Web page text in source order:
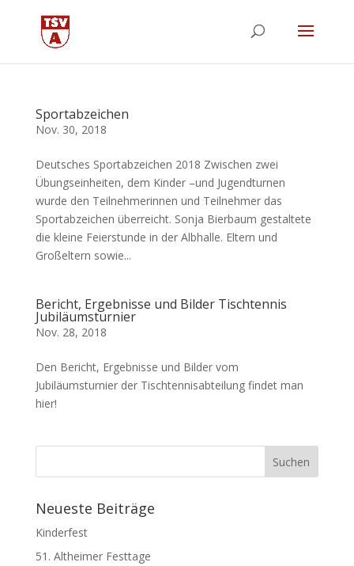
Sportabzeichen
Nov. 30, 2018
Deutsches Sportabzeichen 2018 Zwischen zwei
Übungseinheiten, dem Kinder –und Jugendturnen
wurde den Teilnehmerinnen und Teilnehmer das
Sportabzeichen überreicht. Sonja Bierbaum gestaltete
die kleine Feierstunde in der Albhalle. Eltern und
Großeltern sowie...
Bericht, Ergebnisse und Bilder Tischtennis
Jubiläumsturnier
Nov. 28, 2018
Den Bericht, Ergebnisse und Bilder vom
Jubiläumsturnier der Tischtennisabteilung findet man
hier!
Neueste Beiträge
Kinderfest
51. Altheimer Festtage